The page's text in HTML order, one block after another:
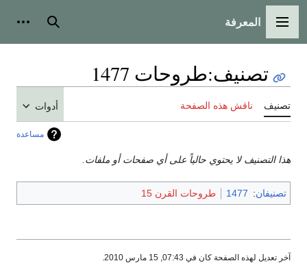
القائمة الرئيسية
المعرفة بحث
تصنيف:طروحات 1477
تصنيف ناقش هذه الصفحة أدوات
مساعدة
هذا التصنيف لا يحتوي حالياً على أي صفحات أو ملفات.
تصنيفان:
1477 طروحات القرن 15
آخر تعديل لهذه الصفحة كان في 07:43, 15 مارس 2010.